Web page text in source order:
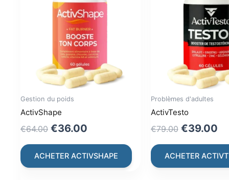
Gestion du poids
ActivShape
€64.00 Original
price
was:
€64.00.
€36.00
price
is:
€36.00.
ACHETER ACTIVSHAPE
Problèmes d'adultes
ActivTesto
€79.00 Original
price
was:
€79.00.
€39.00
is:
ACHETER